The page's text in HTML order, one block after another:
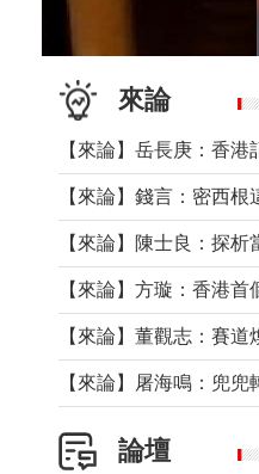
來論
【來論】董觀志：賽
論壇